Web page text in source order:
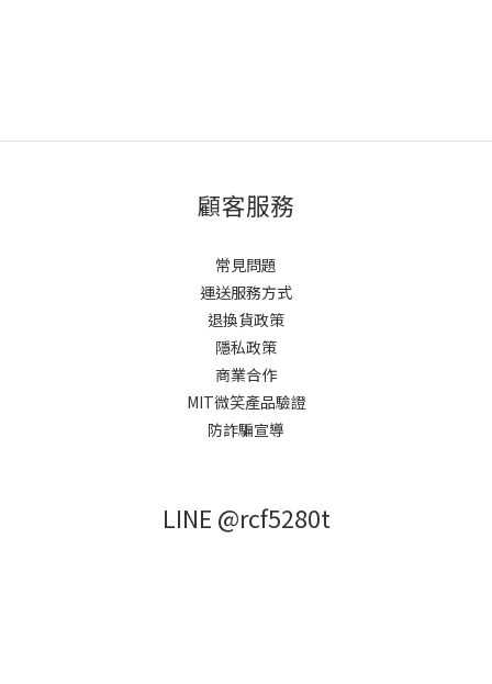
顧客服務
常見問題
運送服務方式
退換貨政策
隱私政策
商業合作
MIT微笑產品驗證
防詐騙宣導
LINE @rcf5280t